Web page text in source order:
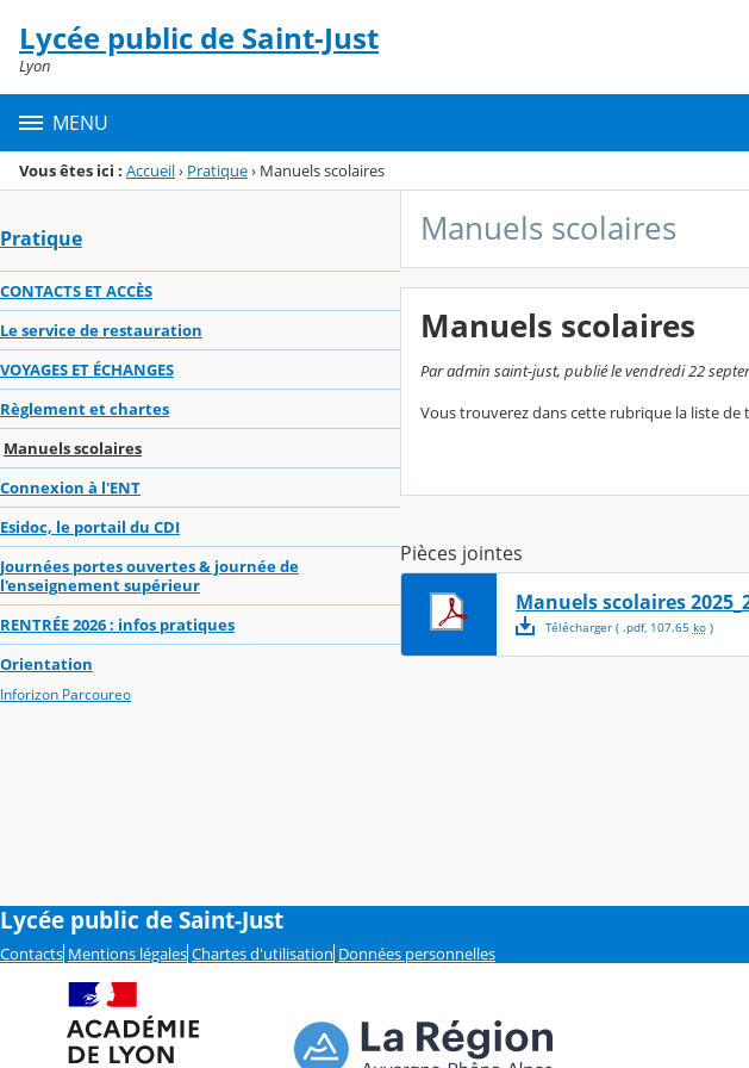
Menu de la rubrique
Contenu
Lycée public de Saint-Just
Lyon
MENU
Vous êtes ici : Accueil› Pratique› Manuels scolaires
Pratique
CONTACTS ET ACCÈS
Le service de restauration
VOYAGES ET ÉCHANGES
Règlement et chartes
Manuels scolaires
Connexion à l'ENT
Esidoc, le portail du CDI
Journées portes ouvertes & journée de
l'enseignement supérieur
RENTRÉE 2026 : infos pratiques
Orientation
Inforizon Parcoureo
Manuels scolaires
Manuels scolaires
Par admin saint-just, publié le vendredi 22
Vous trouverez dans cette rubrique la liste de
Pièces jointes
Manuels scolaires
Télécharger( .pdf, 107.65 ko)
Lycée public de Saint-Just
Contacts Mentions légales Chartes d'utilisation Données personnelles